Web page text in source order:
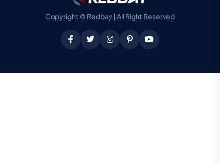
Copyright © Redbay | All Right Reserved